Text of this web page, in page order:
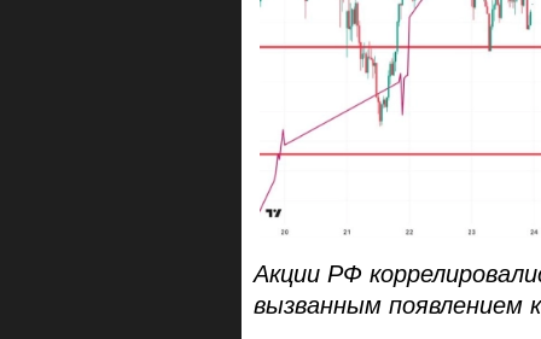
Акции РФ
вызванным появлением